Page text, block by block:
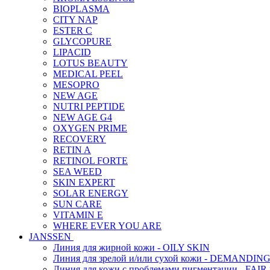
BIOPLASMA
CITY NAP
ESTER C
GLYCOPURE
LIPACID
LOTUS BEAUTY
MEDICAL PEEL
MESOPRO
NEW AGE
NUTRI PEPTIDE
NEW AGE G4
OXYGEN PRIME
RECOVERY
RETIN A
RETINOL FORTE
SEA WEED
SKIN EXPERT
SOLAR ENERGY
SUN CARE
VITAMIN E
WHERE EVER YOU ARE
JANSSEN
Линия для жирной кожи - OILY SKIN
Линия для зрелой и/или сухой кожи -